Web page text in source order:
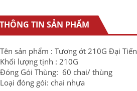
THÔNG TIN SẢN PHẨM
Tên sản phẩm : Tương ớt 210G Đại Tiến
Khối lượng tịnh : 210G
Đóng Gói Thùng: 60 chai/ thùng
Loại đóng gói: chai nhựa